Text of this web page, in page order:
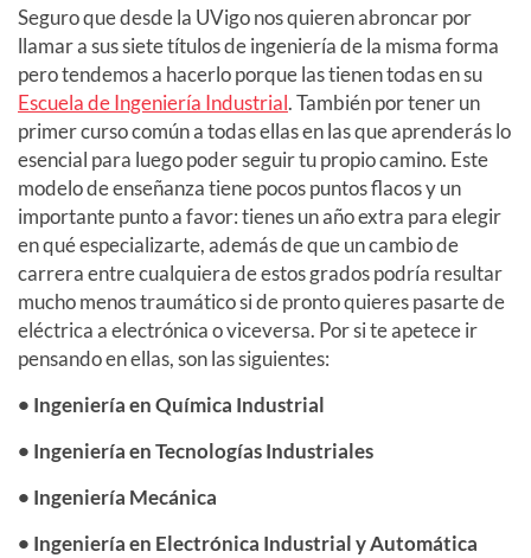
Seguro que desde la UVigo nos quieren abroncar por
llamar a sus siete títulos de ingeniería de la misma forma
pero tendemos a hacerlo porque las tienen todas en su
Escuela de Ingeniería Industrial. También por tener un
primer curso común a todas ellas en las que aprenderás lo
esencial para luego poder seguir tu propio camino. Este
modelo de enseñanza tiene pocos puntos flacos y un
importante punto a favor: tienes un año extra para elegir
en qué especializarte, además de que un cambio de
carrera entre cualquiera de estos grados podría resultar
mucho menos traumático si de pronto quieres pasarte de
eléctrica a electrónica o viceversa. Por si te apetece ir
pensando en ellas, son las siguientes:
• Ingeniería en Química Industrial
• Ingeniería en Tecnologías Industriales
• Ingeniería Mecánica
• Ingeniería en Electrónica Industrial y Automática